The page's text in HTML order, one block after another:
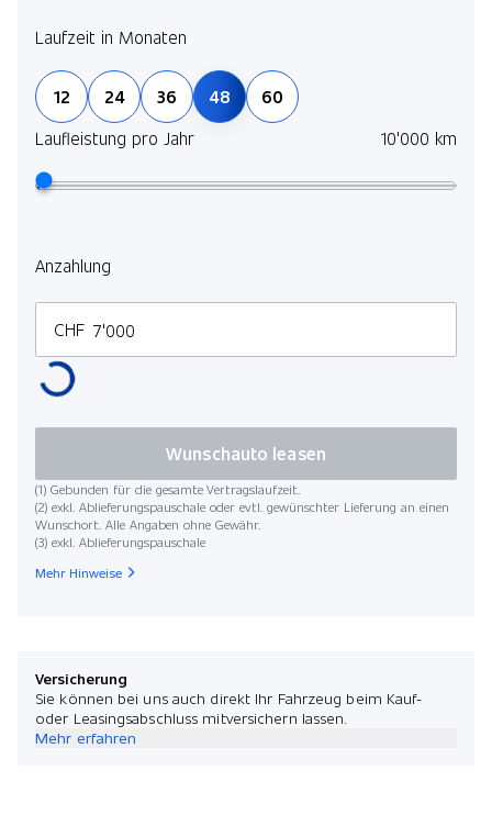
Laufzeit in Monaten
12 24 36 48
60
Laufleistung pro Jahr
10'000 km
Anzahlung
CHF
(1) Gebunden für die gesamte Vertragslaufzeit.
(2) exkl. Ablieferungspauschale oder evtl. gewünschter Lieferung an einen
Wunschort. Alle Angaben ohne Gewähr.
(3) exkl. Ablieferungspauschale
Wunschauto leasen
Mehr Hinweise
Versicherung
Sie können bei uns auch direkt Ihr Fahrzeug beim Kauf-
oder Leasingsabschluss mitversichern lassen.
Mehr erfahren